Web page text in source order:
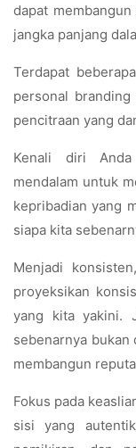
dapat
jangka panjang
Terdapat
personal
pencitraan yang
Kenali diri
mendalam untuk
kepribadian yang
siapa kita
Menjadi
proyeksikan
yang kita yakini.
sebenarnya bukan
membangun
Fokus pada
sisi yang